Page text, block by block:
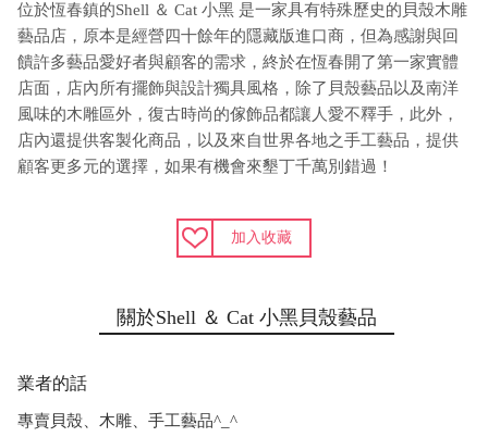
位於恆春鎮的Shell ＆ Cat 小黑 是一家具有特殊歷史的貝殼木雕
藝品店，原本是經營四十餘年的隱藏版進口商，但為感謝與回
饋許多藝品愛好者與顧客的需求，終於在恆春開了第一家實體
店面，店內所有擺飾與設計獨具風格，除了貝殼藝品以及南洋
風味的木雕區外，復古時尚的傢飾品都讓人愛不釋手，此外，
店內還提供客製化商品，以及來自世界各地之手工藝品，提供
顧客更多元的選擇，如果有機會來墾丁千萬別錯過！
加入收藏
關於Shell ＆ Cat 小黑貝殼藝品
業者的話
專賣貝殼、木雕、手工藝品^_^